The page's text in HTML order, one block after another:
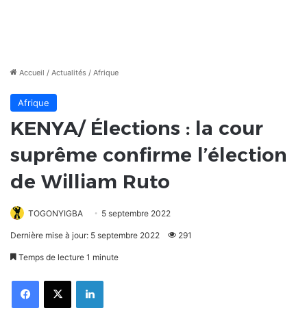
Accueil / Actualités / Afrique
Afrique
KENYA/ Élections : la cour
suprême confirme l’élection
de William Ruto
TOGONYIGBA 5 septembre 2022
Dernière mise à jour: 5 septembre 2022 291
Temps de lecture 1 minute
FacebookX Linkedin